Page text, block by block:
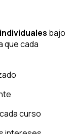
bajo
que cada
curso